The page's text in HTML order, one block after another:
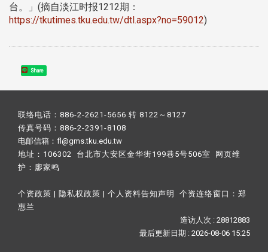
台。」(摘自淡江时报1212期：
https://tkutimes.tku.edu.tw/dtl.aspx?no=59012)
Share
联络电话：886-2-2621-5656 转 8122～8127
传真号码：886-2-2391-8108
电邮信箱：fl@gms.tku.edu.tw
地址：106302 台北市大安区金华街199巷5号506室 网页维
护： 廖家鸣​
个资政策 | 隐私权政策 | 个人资料告知声明 个资连络窗口： 郑
惠兰
造访人次 : 28812883
最后更新日期 :2026-08-06 15:25